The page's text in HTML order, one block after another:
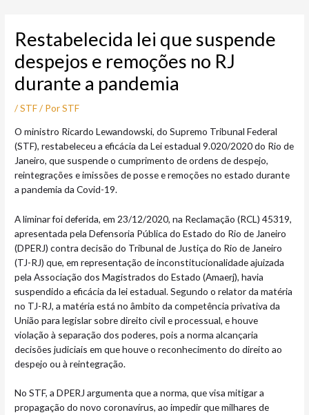
conteúdo
Restabelecida lei que suspende
despejos e remoções no RJ
durante a pandemia
/STF/ PorSTF
O ministro Ricardo Lewandowski, do Supremo Tribunal Federal
(STF), restabeleceu a eficácia da Lei estadual 9.020/2020 do Rio de
Janeiro, que suspende o cumprimento de ordens de despejo,
reintegrações e imissões de posse e remoções no estado durante
a pandemia da Covid-19.
A liminar foi deferida, em 23/12/2020, na Reclamação (RCL) 45319,
apresentada pela Defensoria Pública do Estado do Rio de Janeiro
(DPERJ) contra decisão do Tribunal de Justiça do Rio de Janeiro
(TJ-RJ) que, em representação de inconstitucionalidade ajuizada
pela Associação dos Magistrados do Estado (Amaerj), havia
suspendido a eficácia da lei estadual. Segundo o relator da matéria
no TJ-RJ, a matéria está no âmbito da competência privativa da
União para legislar sobre direito civil e processual, e houve
violação à separação dos poderes, pois a norma alcançaria
decisões judiciais em que houve o reconhecimento do direito ao
despejo ou à reintegração.
No STF, a DPERJ argumenta que a norma, que visa mitigar a
propagação do novo coronavírus, ao impedir que milhares de